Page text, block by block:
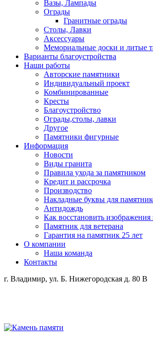
Вазы, Лампады
Ограды
Гранитные ограды
Столы, Лавки
Аксессуары
Мемориальные доски и литые
Варианты благоустройства
Наши работы
Авторские памятники
Индивидуальный проект
Комбинированные
Кресты
Благоустройство
Ограды,столы, лавки
Другое
Памятники фигурные
Информация
Новости
Виды гранита
Правила ухода за памятником
Кредит и рассрочка
Производство
Накладные буквы для
Антидождь
Как восстановить
Памятник для ветерана
Гарантия на памятник 25 лет
О компании
Наша команда
Контакты
г. Владимир, ул. Б. Нижегородская д. 80 В